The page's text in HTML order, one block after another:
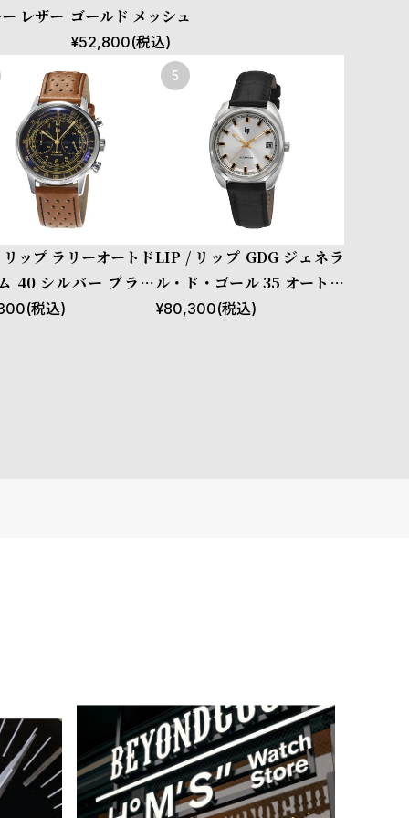
レザー ゴールド メッシュ
¥52,800(税込)
ップ ラリーオートド
40 シルバー ブラッ
ウンレザー
(税込)
LIP / リップ GDG ジェネラ
ル・ド・ゴール 35 オートマ
チック シルバー ブラックレ
¥80,300(税込)